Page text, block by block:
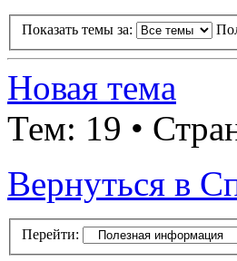
Показать темы за:
Новая тема
Тем: 19 •
Вернуться в
Перейти: